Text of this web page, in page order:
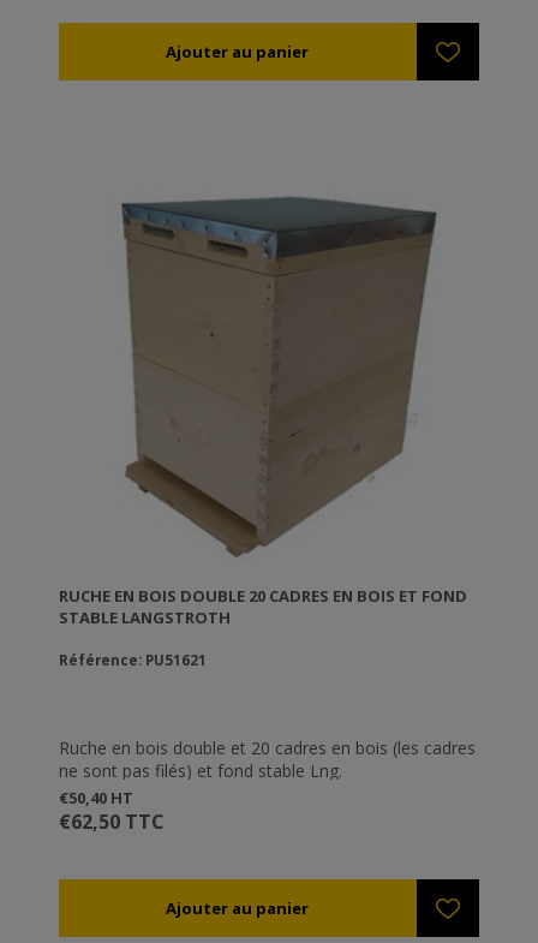
RUCHE EN BOIS DOUBLE 20 CADRES EN BOIS ET FOND
STABLE LANGSTROTH
Référence: PU51621
Ruche en bois double et 20 cadres en bois (les cadres
ne sont pas filés) et fond stable Lng.
€50,40 HT
€62,50 TTC